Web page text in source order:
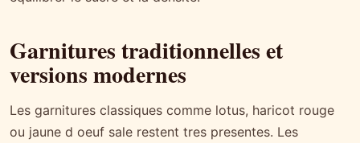
Garnitures traditionnelles et
versions modernes
Les garnitures classiques comme lotus, haricot rouge
ou jaune d oeuf sale restent tres presentes. Les